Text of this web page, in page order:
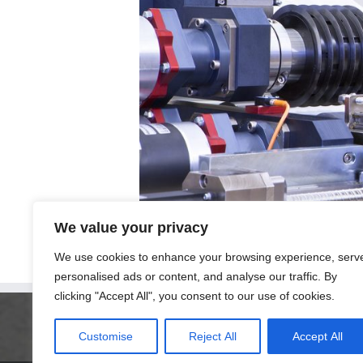
We value your privacy
We use cookies to enhance your browsing experience,
personalised ads or content, and analyse our traffic. By
clicking "Accept All", you consent to our use of cookies.
Customise Reject All Accept All